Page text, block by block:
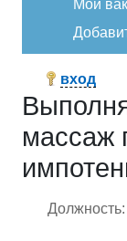
Мои
вход
массаж
Должность: